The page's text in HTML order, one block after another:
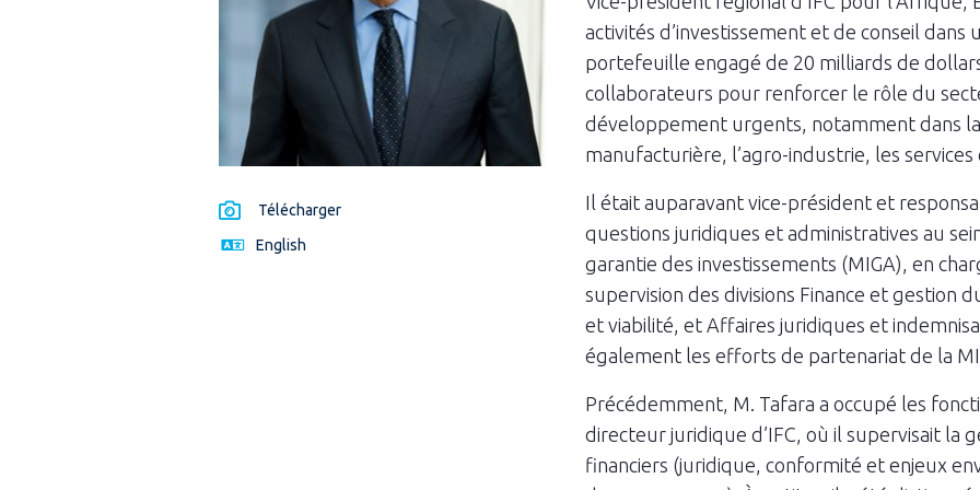
Télécharger
English
activités d’investissement et de conseil dans
portefeuille engagé de 20 milliards de
collaborateurs pour renforcer le rôle du
développement urgents, notamment dans
manufacturière, l’agro-industrie, les
Il était auparavant vice-président et
questions juridiques et administratives au
garantie des investissements (MIGA), en
supervision des divisions Finance et gestion
et viabilité, et Affaires juridiques et
également les efforts de partenariat de la
Précédemment, M. Tafara a occupé les
directeur juridique d’IFC, où il supervisait la
financiers (juridique, conformité et enjeux